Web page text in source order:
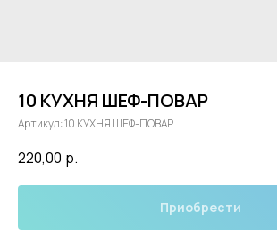
10 КУХНЯ ШЕФ-ПОВАР
Артикул:10 КУХНЯ ШЕФ-ПОВАР
220,00 р.
Приобрести